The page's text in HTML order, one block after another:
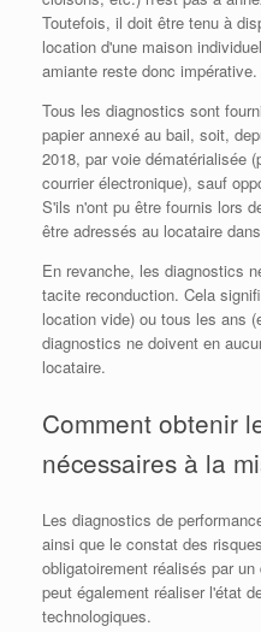
Toutefois, il doit être tenu à
location d'une maison
amiante reste donc impérative.
Tous les diagnostics sont
papier annexé au bail, soit,
2018, par voie dématérialisée
courrier électronique), sauf
S'ils n'ont pu être fournis lors
être adressés au locataire
En revanche, les diagnostics
tacite reconduction. Cela
location vide) ou tous les ans
diagnostics ne doivent en
locataire.
Comment obtenir
nécessaires à la
Les diagnostics de
ainsi que le constat des
obligatoirement réalisés par
peut également réaliser l'état
technologiques.